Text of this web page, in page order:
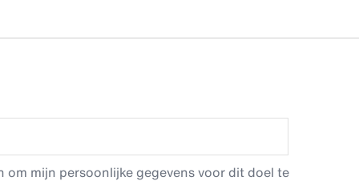
om mijn persoonlijke gegevens voor dit doel te